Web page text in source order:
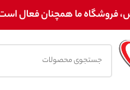
فروشگاه ما همچنان فعال است.